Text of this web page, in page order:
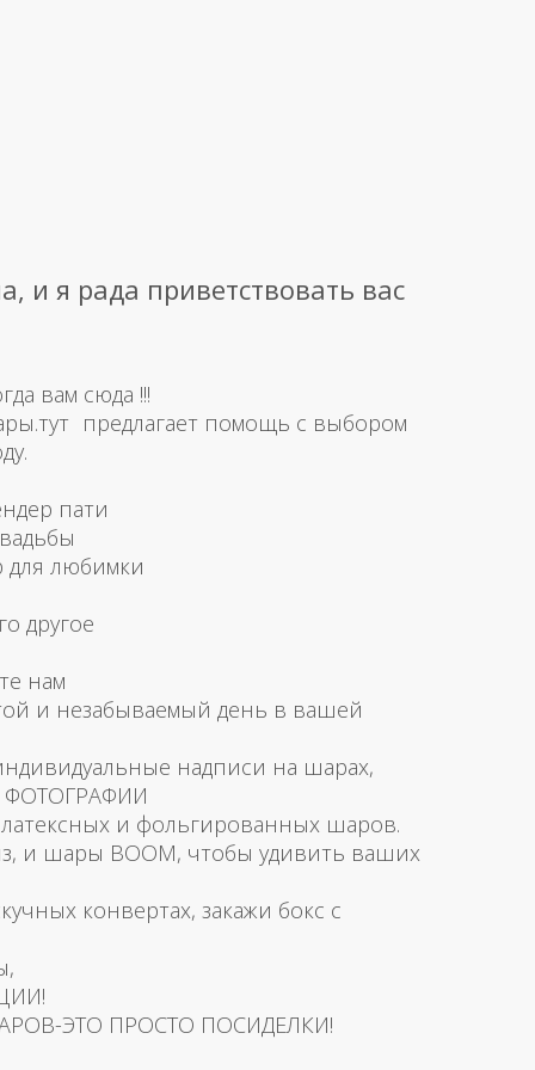
и я рада приветствовать вас
вам сюда !!!
предлагает помощь с выбором
пати
для любимки
другое
нам
и незабываемый день в вашей
надписи на шарах,
ФОТОГРАФИИ
и фольгированных шаров.
и шары BOOM, чтобы удивить ваших
конвертах, закажи бокс с
ЭТО ПРОСТО ПОСИДЕЛКИ!